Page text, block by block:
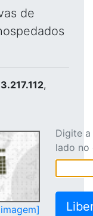
de
,
Digite
lado no